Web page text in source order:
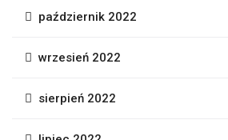
październik 2022
wrzesień 2022
sierpień 2022